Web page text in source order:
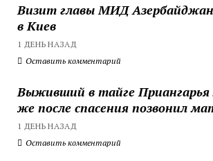
Визит главы МИД
в Киев
1 ДЕНЬ НАЗАД
Оставить комментарий
Выживший в тайге Приангарья
же после спасения позвонил
1 ДЕНЬ НАЗАД
Оставить комментарий